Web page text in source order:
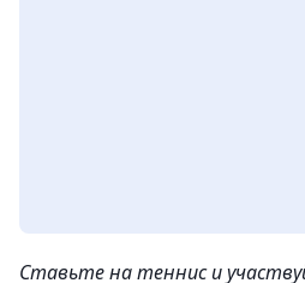
Ставьте на теннис и